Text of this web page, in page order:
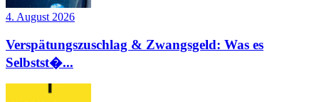
4. August 2026
Verspätungszuschlag & Zwangsgeld: Was es
Selbstst�...